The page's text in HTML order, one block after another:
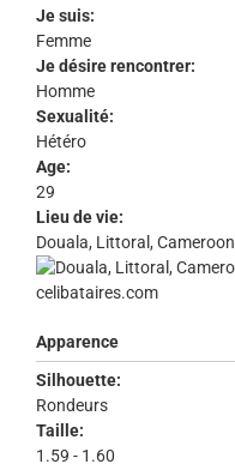
Je suis:
Femme
Je désire rencontrer:
Homme
Sexualité:
Hétéro
Age:
29
Lieu de vie:
Douala, Littoral, Cameroon
Apparence
Silhouette:
Rondeurs
Taille:
1.59 - 1.60